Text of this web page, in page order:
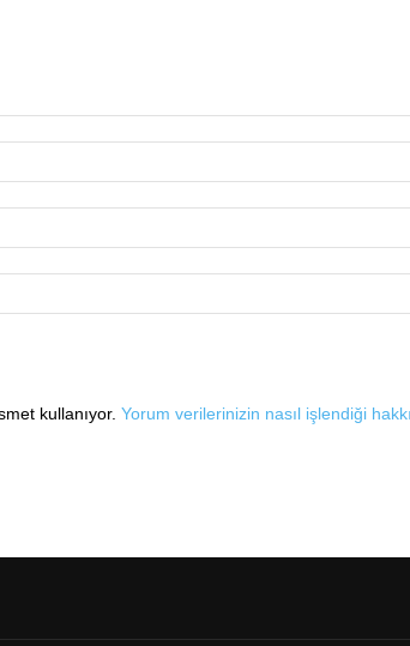
kullanıyor. Yorum verilerinizin nasıl işlendiği